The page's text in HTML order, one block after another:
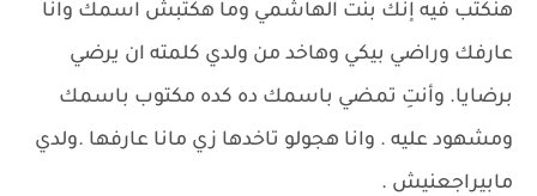
هنكتب فيه إنك بنت الهاشمي وما هكتبش اسمك وانا
عارفك وراضي بيكي وهاخد من ولدي كلمته ان يرضي
برضايا. وأنتِ تمضي باسمك ده كده مكتوب باسمك
ومشهود عليه . وانا هجولو تاخدها زي مانا عارفها .ولدي
مابيراجعنيش .